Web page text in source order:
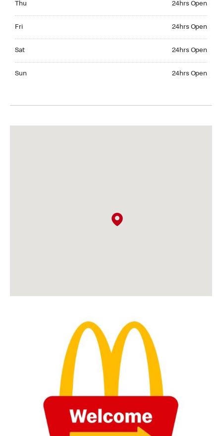
Thu 24hrs Open
Fri 24hrs Open
Sat 24hrs Open
Sun 24hrs Open